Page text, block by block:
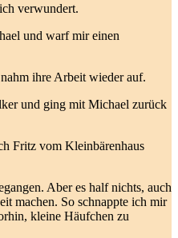
verwundert.
und warf mir einen
ihre Arbeit wieder auf.
und ging mit Michael zurück
Fritz vom Kleinbärenhaus
Aber es half nichts, auch
machen. So schnappte ich mir
kleine Häufchen zu